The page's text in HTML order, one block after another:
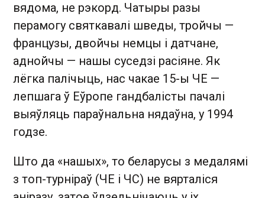
вядома, не рэкорд. Чатыры разы
перамогу святкавалі шведы, тройчы —
французы, двойчы немцы і датчане,
аднойчы — нашы суседзі расіяне. Як
лёгка палічыць, нас чакае 15-ы ЧЕ —
лепшага ў Еўропе гандбалісты пачалі
выяўляць параўнальна нядаўна, у 1994
годзе.
Што да «нашых», то беларусы з медалямі
з топ-турніраў (ЧЕ і ЧС) не вярталіся